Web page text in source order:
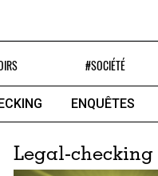
#SOCIÉTÉ
ENQUÊTES
Legal-checking